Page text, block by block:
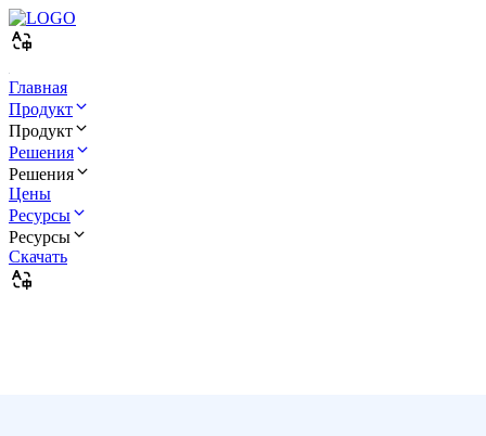
Главная
Продукт
Продукт
Решения
Решения
Цены
Ресурсы
Ресурсы
Скачать